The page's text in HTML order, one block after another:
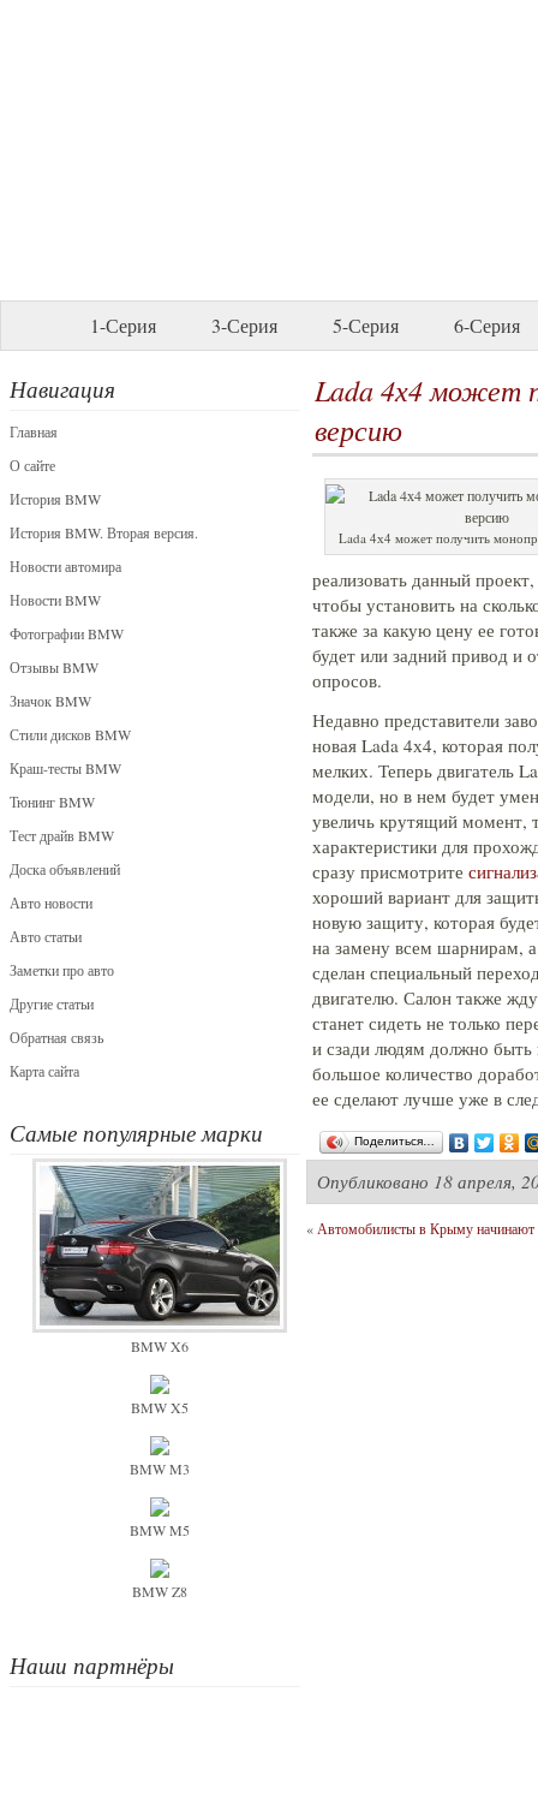
1-Серия 3-Серия 5-Серия 6-Серия
Навигация
Главная
О сайте
История BMW
История BMW. Вторая версия.
Новости автомира
Новости BMW
Фотографии BMW
Отзывы BMW
Значок BMW
Стили дисков BMW
Краш-тесты BMW
Тюнинг BMW
Тест драйв BMW
Доска объявлений
Авто новости
Авто статьи
Заметки про авто
Другие статьи
Обратная связь
Карта сайта
Самые популярные марки
BMW X6
BMW X5
BMW M3
BMW M5
BMW Z8
Наши партнёры
Lada 4х4 может
версию
Lada 4х4 может получить
реализовать данный
чтобы установить на
также за какую цену ее
будет или задний привод и
опросов.
Недавно представители
новая Lada 4х4, которая
мелких. Теперь двигатель
модели, но в нем будет
увеличь крутящий
характеристики для
сразу присмотрите
хороший вариант для
новую защиту, которая
на замену всем шарнирам,
сделан специальный
двигателю. Салон также
станет сидеть не только
и сзади людям должно
большое количество
ее сделают лучше уже в
Поделиться…
Опубликовано 18 апреля,
« Автомобилисты в Крыму начинают